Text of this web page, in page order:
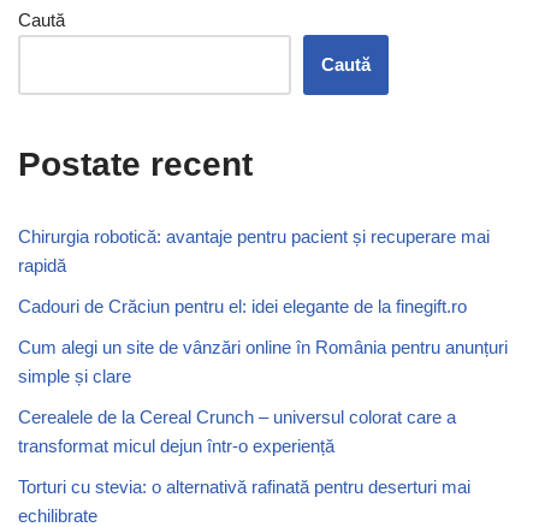
Caută
Caută
Postate recent
Chirurgia robotică: avantaje pentru pacient și recuperare mai
rapidă
Cadouri de Crăciun pentru el: idei elegante de la finegift.ro
Cum alegi un site de vânzări online în România pentru anunțuri
simple și clare
Cerealele de la Cereal Crunch – universul colorat care a
transformat micul dejun într-o experiență
Torturi cu stevia: o alternativă rafinată pentru deserturi mai
echilibrate